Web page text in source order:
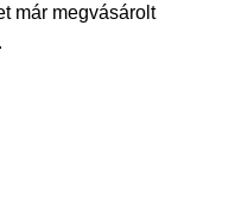
már megvásárolt